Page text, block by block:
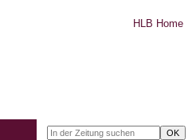
HLB Home